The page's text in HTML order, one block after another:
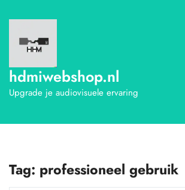
naar
inhoud
hdmiwebshop.nl
Upgrade je audiovisuele ervaring
Tag: professioneel gebruik